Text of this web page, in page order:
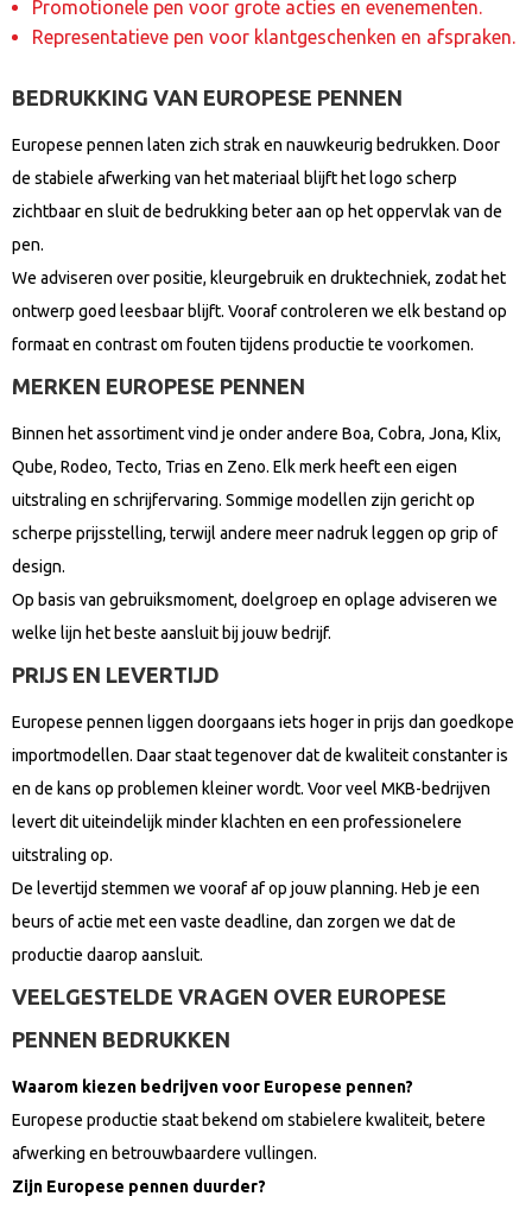
Promotionele pen voor grote acties en evenementen.
Representatieve pen voor klantgeschenken en afspraken.
BEDRUKKING VAN EUROPESE PENNEN
Europese pennen laten zich strak en nauwkeurig bedrukken. Door
de stabiele afwerking van het materiaal blijft het logo scherp
zichtbaar en sluit de bedrukking beter aan op het oppervlak van de
pen.
We adviseren over positie, kleurgebruik en druktechniek, zodat het
ontwerp goed leesbaar blijft. Vooraf controleren we elk bestand op
formaat en contrast om fouten tijdens productie te voorkomen.
MERKEN EUROPESE PENNEN
Binnen het assortiment vind je onder andere Boa, Cobra, Jona, Klix,
Qube, Rodeo, Tecto, Trias en Zeno. Elk merk heeft een eigen
uitstraling en schrijfervaring. Sommige modellen zijn gericht op
scherpe prijsstelling, terwijl andere meer nadruk leggen op grip of
design.
Op basis van gebruiksmoment, doelgroep en oplage adviseren we
welke lijn het beste aansluit bij jouw bedrijf.
PRIJS EN LEVERTIJD
Europese pennen liggen doorgaans iets hoger in prijs dan goedkope
importmodellen. Daar staat tegenover dat de kwaliteit constanter is
en de kans op problemen kleiner wordt. Voor veel MKB-bedrijven
levert dit uiteindelijk minder klachten en een professionelere
uitstraling op.
De levertijd stemmen we vooraf af op jouw planning. Heb je een
beurs of actie met een vaste deadline, dan zorgen we dat de
productie daarop aansluit.
VEELGESTELDE VRAGEN OVER EUROPESE
PENNEN BEDRUKKEN
Waarom kiezen bedrijven voor Europese pennen?
Europese productie staat bekend om stabielere kwaliteit, betere
afwerking en betrouwbaardere vullingen.
Zijn Europese pennen duurder?